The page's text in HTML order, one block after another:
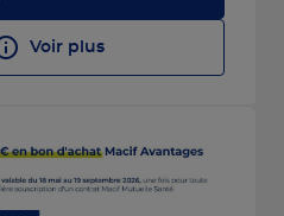
Voir plus